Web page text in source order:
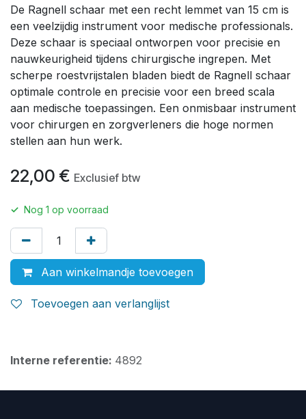
De Ragnell schaar met een recht lemmet van 15 cm is
een veelzijdig instrument voor medische professionals.
Deze schaar is speciaal ontworpen voor precisie en
nauwkeurigheid tijdens chirurgische ingrepen. Met
scherpe roestvrijstalen bladen biedt de Ragnell schaar
optimale controle en precisie voor een breed scala
aan medische toepassingen. Een onmisbaar instrument
voor chirurgen en zorgverleners die hoge normen
stellen aan hun werk.
22,00 € Exclusief btw
✓ Nog 1 op voorraad
Aan winkelmandje toevoegen
Toevoegen aan verlanglijst
Interne referentie: 4892